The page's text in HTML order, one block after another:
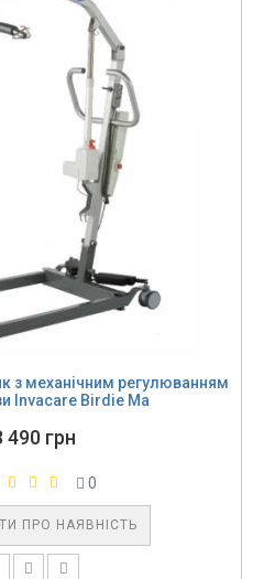
з механічним регулюванням
Invacare Birdie Ma
490 грн
0
ПРО НАЯВНІСТЬ